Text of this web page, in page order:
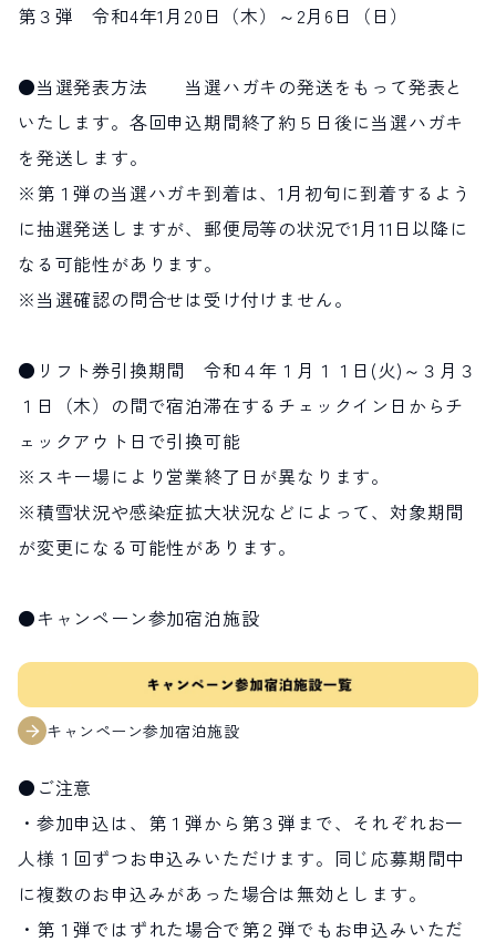
第３弾 令和4年1月20日（木）～2月6日（日）
●当選発表方法 当選ハガキの発送をもって発表と
いたします。各回申込期間終了約５日後に当選ハガキ
を発送します。
※第１弾の当選ハガキ到着は、1月初旬に到着するよう
に抽選発送しますが、郵便局等の状況で1月11日以降に
なる可能性があります。
※当選確認の問合せは受け付けません。
●リフト券引換期間 令和４年１月１１日(火)～３月３
１日（木）の間で宿泊滞在するチェックイン日からチ
ェックアウト日で引換可能
※スキー場により営業終了日が異なります。
※積雪状況や感染症拡大状況などによって、対象期間
が変更になる可能性があります。
●キャンペーン参加宿泊施設
キャンペーン参加宿泊施設
●ご注意
・参加申込は、第１弾から第３弾まで、それぞれお一
人様１回ずつお申込みいただけます。同じ応募期間中
に複数のお申込みがあった場合は無効とします。
・第１弾ではずれた場合で第２弾でもお申込みいただ